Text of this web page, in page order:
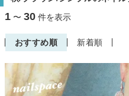
1 〜 30 件を表示
おすすめ順 新着順